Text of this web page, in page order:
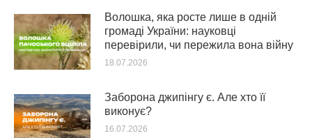
Волошка, яка росте лише в одній
громаді України: науковці
перевірили, чи пережила вона війну
18.07.2026
Заборона джипінгу є. Але хто її
виконує?
16.07.2026